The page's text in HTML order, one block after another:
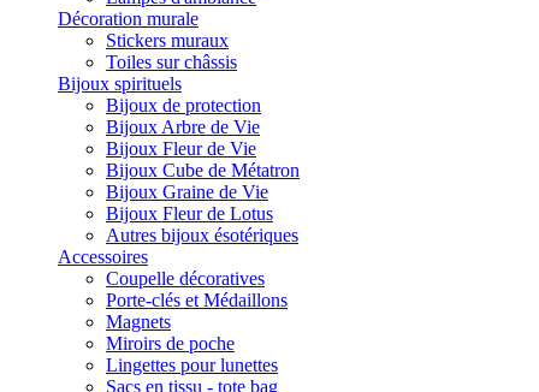
Décoration murale
Stickers muraux
Toiles sur châssis
Bijoux spirituels
Bijoux de protection
Bijoux Arbre de Vie
Bijoux Fleur de Vie
Bijoux Cube de Métatron
Bijoux Graine de Vie
Bijoux Fleur de Lotus
Autres bijoux ésotériques
Accessoires
Coupelle décoratives
Porte-clés et Médaillons
Magnets
Miroirs de poche
Lingettes pour lunettes
Sacs en tissu - tote bag